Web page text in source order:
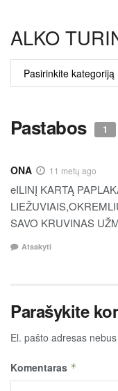
ALKO
ALKO
TURINYS
Pastabos 1
ONA 11 metų ago
eILINĮ KARTĄ
SAVO KRUVINAS
Atsakyti
Parašykite
El. pašto adresas
Komentaras *